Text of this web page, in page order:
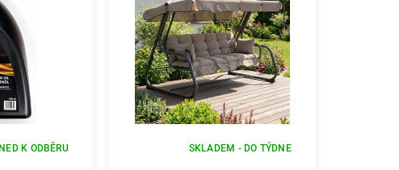
K ODBĚRU SKLADEM - DO TÝDNE